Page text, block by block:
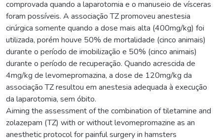
comprovada quando a laparotomia e o manuseio de vísceras
foram possíveis. A associação TZ promoveu anestesia
cirúrgica somente quando a dose mais alta (400mg/kg) foi
utilizada, porém houve 50% de mortalidade (cinco animais)
durante o período de imobilização e 50% (cinco animais)
durante o período de recuperação. Quando acrescida de
4mg/kg de levomepromazina, a dose de 120mg/kg da
associação TZ resultou em anestesia adequada à execução
da laparotomia, sem óbito.
Aiming the assessment of the combination of tiletamine and
zolazepam (TZ) with or without levomepromazine as an
anesthetic protocol for painful surgery in hamsters